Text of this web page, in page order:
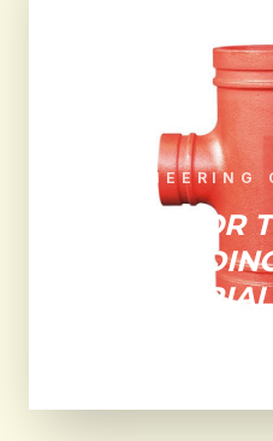
ENGINEERING
BUILT FOR
INDUSTRIAL